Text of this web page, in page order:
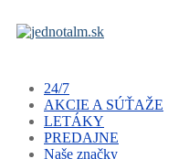
24/7
AKCIE A SÚŤAŽE
LETÁKY
PREDAJNE
Naše značky